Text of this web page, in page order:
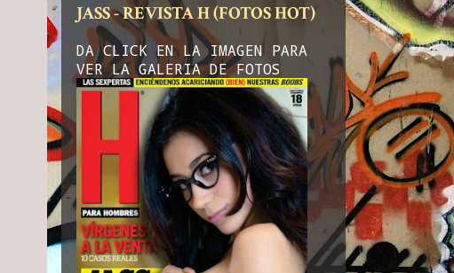
JASS - REVISTA H (FOTOS HOT)
DA CLICK EN LA IMAGEN PARA
VER LA GALERIA DE FOTOS